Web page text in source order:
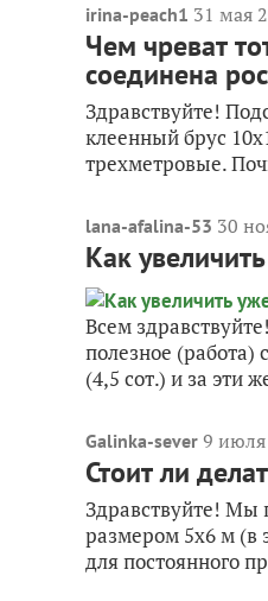
irina-peach1 31 мая
Чем чреват
соединена
Здравствуйте!
клеенный брус
трехметровые.
lana-afalina-53 30
Как
Всем
полезное (работа)
(4,5 сот.) и за эти
Galinka-sever 9 июля
Стоит ли
Здравствуйте! Мы
размером 5х6 м (в
для постоянного